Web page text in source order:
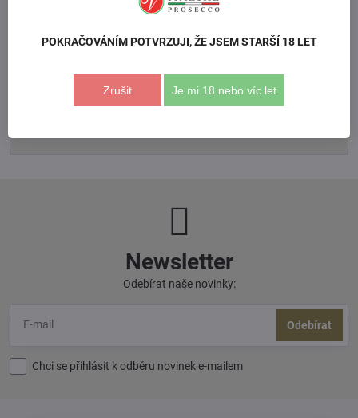
Newsletter
Odebírat naše novinky:
Odebírat
Chci se přihlásit k odběru novinek e-mailem
POKRAČOVÁNÍM POTVRZUJI, ŽE JSEM STARŠÍ 18 LET
Zrušit Je mi 18 nebo víc let